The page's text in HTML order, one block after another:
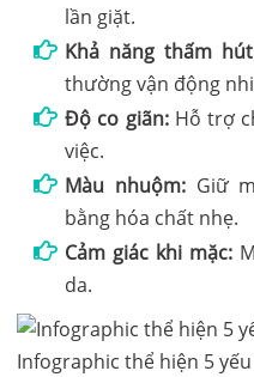
lần giặt.
Khả năng thấm
thường vận động
Độ co giãn:Hỗ trợ
việc.
Màu nhuộm:Giữ
bằng hóa chất nhẹ.
Cảm giác khi mặc:
da.
Infographic thể hiện 5